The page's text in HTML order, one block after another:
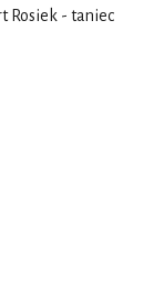
Rosiek - taniec